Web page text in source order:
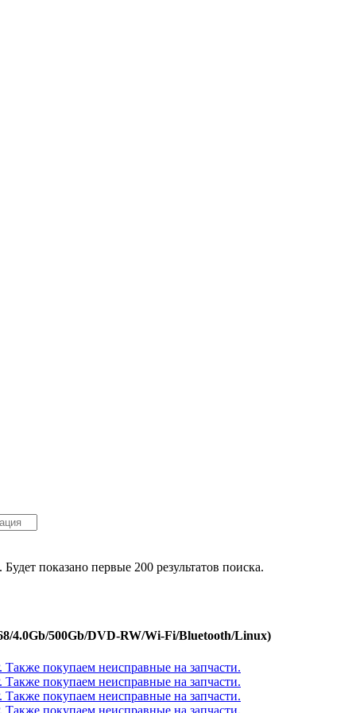
показано первые 200 результатов поиска.
4.0Gb/500Gb/DVD-RW/Wi-Fi/Bluetooth/Linux)